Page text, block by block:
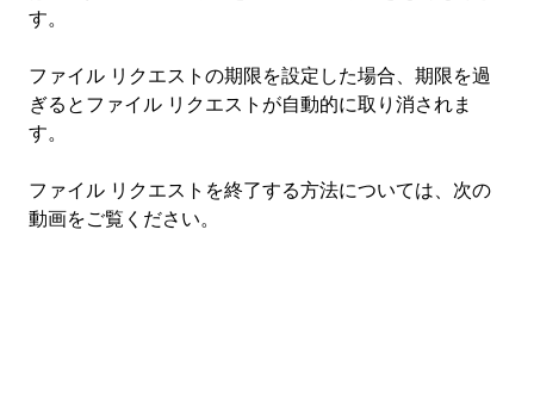
す。
ファイル リクエストの期限を設定した場合、期限を過
ぎるとファイル リクエストが自動的に取り消されま
す。
ファイル リクエストを終了する方法については、次の
動画をご覧ください。